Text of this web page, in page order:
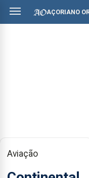
AÇORIANO
Aviação